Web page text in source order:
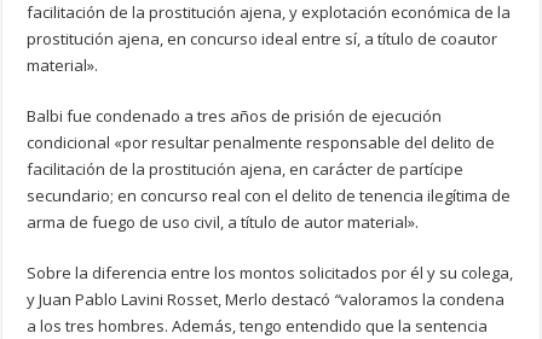
facilitación de la prostitución ajena, y explotación económica de la
prostitución ajena, en concurso ideal entre sí, a título de coautor
material».
Balbi fue condenado a tres años de prisión de ejecución
condicional «por resultar penalmente responsable del delito de
facilitación de la prostitución ajena, en carácter de partícipe
secundario; en concurso real con el delito de tenencia ilegítima de
arma de fuego de uso civil, a título de autor material».
Sobre la diferencia entre los montos solicitados por él y su colega,
y Juan Pablo Lavini Rosset, Merlo destacó “valoramos la condena
a los tres hombres. Además, tengo entendido que la sentencia